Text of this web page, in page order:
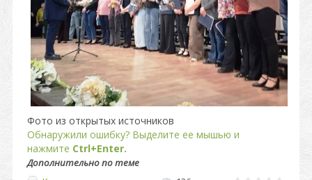
Фото из открытых источников
Обнаружили ошибку? Выделите ее мышью и
нажмите Ctrl+Enter.
Дополнительно по теме